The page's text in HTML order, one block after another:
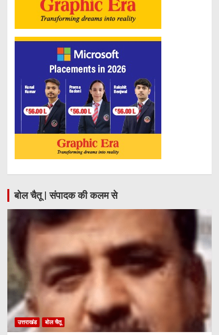
बोल चैतू | संपादक की कलम से
उत्तराखंड बोल चैतू